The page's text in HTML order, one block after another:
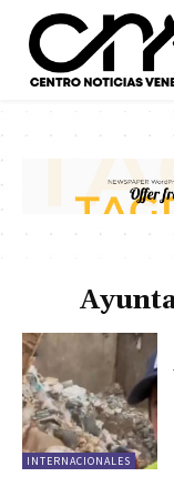
INTERNACIONALES